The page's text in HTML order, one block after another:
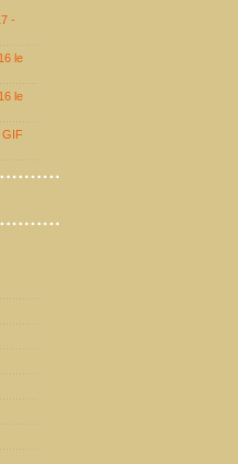
-
le
le
GIF